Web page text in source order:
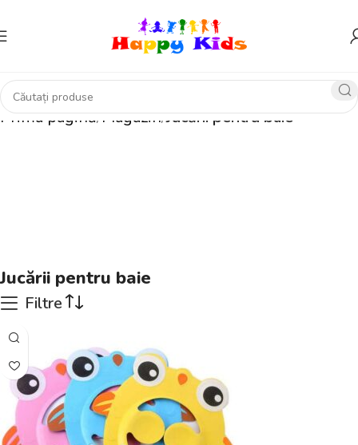
Prima pagină Magazin Jucării pentru baie
Jucării pentru baie
Filtre